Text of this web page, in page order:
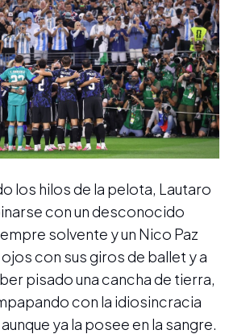
los hilos de la pelota, Lautaro
con un desconocido
solvente y un Nico Paz
ojos con sus giros de ballet y a
pisado una cancha de tierra,
con la idiosincracia
ya la posee en la sangre.